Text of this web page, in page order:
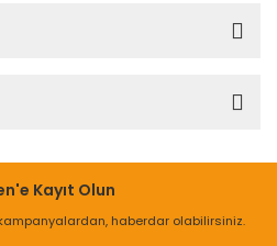
Kayıt Olun
haberdar olabilirsiniz.